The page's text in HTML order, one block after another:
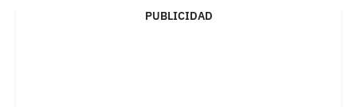
PUBLICIDAD